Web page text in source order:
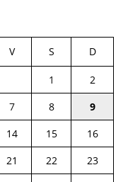
V S D
1
2
7 8
9
14 15
16
21 22
23